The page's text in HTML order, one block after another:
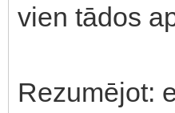
vien tādos
Rezumējot: